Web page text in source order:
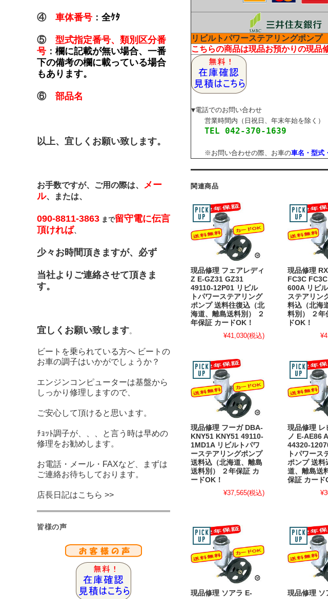
リビルトパワーステアリングポン
こちらの商品は現品お預かりの現品
▼電話でのお問い合わせ
営業時間内（日祝日、年末年始を除く）
TEL 042-370-1639
※お問い合わせの際、お車の車名・型式
関連商品
現品修理 フェアレディ
Z E-GZ31 GZ31
49110-12P01 リビル
トパワーステアリング
ポンプ 送料往復込（北
海道、離島送料別） ２
年保証 カードOK！
¥41,030(税込)
現品修理
FC3C
600A リビ
ステアリン
料込（北海
料別） ２年
ドOK！
現品修理 フーガ DBA-
KNY51 KNY51 49110-
1MD1A リビルトパワ
ーステアリングポンプ
送料込（北海道、離島
送料別） ２年保証 カ
ードOK！
¥37,565(税込)
現品修理 レ
ノ E-AE86
44320-
トパワース
ポンプ 送料
道、離島送
保証 カード
現品修理 ソアラ E-
現品修理 ソ
④ 車体番号 ： 全ｹﾀ
⑤ 型式指定番号、類別区分番
号 ： 欄に記載が無い場合、一番
下の備考の欄に載っている場合
もあります。
⑥ 部品名
以上、宜しくお願い致します。
お手数ですが、ご用の際は、 メー
ル、または、
090-8811-3863 まで留守電に伝言
頂ければ、
少々お時間頂きますが、必ず
当社よりご連絡させて頂きま
す。
宜しくお願い致します。
ビートを乗られている方へ ビートの
お車の調子はいかがでしょうか？
エンジンコンピューターは基盤から
しっかり修理しますので、
ご安心して頂けると思います。
ﾁｮｯﾄ調子が、、、と言う時は早めの
修理をお勧めします。
お電話・メール・FAXなど、まずは
ご連絡お待ちしております。
店長日記はこちら >>
皆様の声